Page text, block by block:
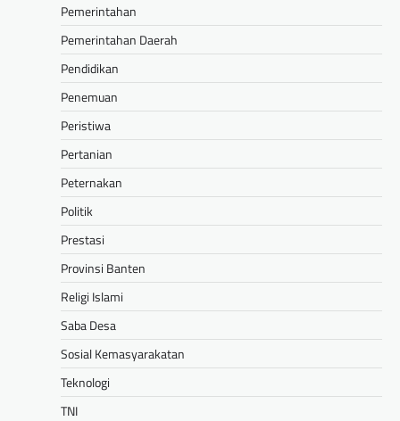
Pemerintahan
Pemerintahan Daerah
Pendidikan
Penemuan
Peristiwa
Pertanian
Peternakan
Politik
Prestasi
Provinsi Banten
Religi Islami
Saba Desa
Sosial Kemasyarakatan
Teknologi
TNI